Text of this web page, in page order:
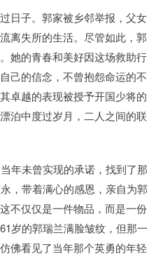
日子。郭家被乡邻举报，父女
离失所的生活。尽管如此，郭
她的青春和美好因这场救助行
己的信念，不曾抱怨命运的不
卓越的表现被授予开国少将的
泊中度过岁月，二人之间的联
年未曾实现的承诺，找到了那
，带着满心的感恩，亲自为郭
不仅仅是一件物品，而是一份
岁的郭瑞兰满脸皱纹，但那一
佛看见了当年那个英勇的年轻